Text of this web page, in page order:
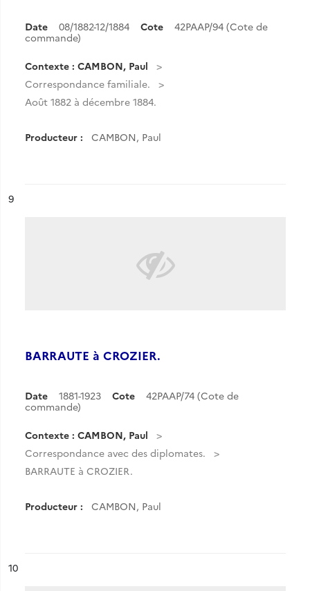
Date 08/1882-12/1884 Cote
42PAAP/94 (Cote de
commande)
Contexte : CAMBON, Paul
Correspondance familiale.
Août 1882 à décembre 1884.
Producteur : CAMBON, Paul
n°
9
BARRAUTE à CROZIER.
Date 1881-1923 Cote
42PAAP/74 (Cote de
commande)
Contexte : CAMBON, Paul
Correspondance avec des diplomates.
BARRAUTE à CROZIER.
Producteur : CAMBON, Paul
n°
10